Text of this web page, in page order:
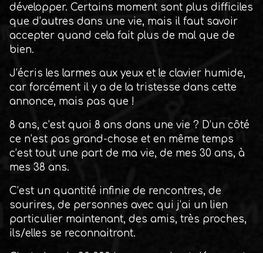
développer. Certains moment sont plus difficiles
que d’autres dans une vie, mais il faut savoir
accepter quand cela fait plus de mal que de
bien.
J’écris les larmes aux yeux et le clavier humide,
car forcément il y a de la tristesse dans cette
annonce, mais pas que !
8 ans, c’est quoi 8 ans dans une vie ? D’un côté
ce n’est pas grand-chose et en même temps
c’est tout une part de ma vie, de mes 30 ans, à
mes 38 ans.
C’est un quantité infinie de rencontres, de
sourires, de personnes avec qui j’ai un lien
particulier maintenant, des amis, très proches,
ils/elles se reconnaitront.